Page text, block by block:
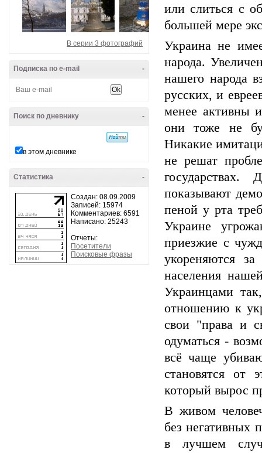
В серии 3 фотографий
-
Подписка по e-mail
-
Поиск по дневнику
в этом дневнике
-
Статистика
Создан: 08.09.2009
Записей: 15974
Комментариев: 6591
Написано: 25243
Отчеты:
Посетители
Поисковые фразы
или слиться с
большей мере
Украина не
народа.
нашего народа
русских, и
менее активны
они тоже не
Никакие
не решат
показывают
пеной у рта
Украине
приезжие с
укореняются
населения
Украинцами
отношению к
свои "права и
одуматься -
всё чаще
становятся от
который вырос
В живом
без негативных
в лучшем